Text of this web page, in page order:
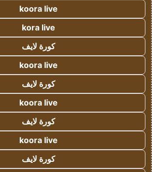
koora live
kora live
كورة لايف
koora live
كورة لايف
koora live
كورة لايف
koora live
كورة لايف